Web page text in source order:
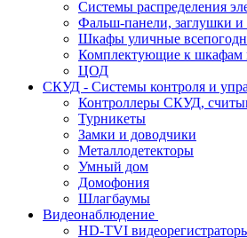
Системы распределения
Фальш-панели, заглушки и
Шкафы уличные
Комплектующие к шкафам
ЦОД
СКУД - Системы контроля и
Контроллеры СКУД,
Турникеты
Замки и доводчики
Металлодетекторы
Умный дом
Домофония
Шлагбаумы
Видеонаблюдение
HD-TVI